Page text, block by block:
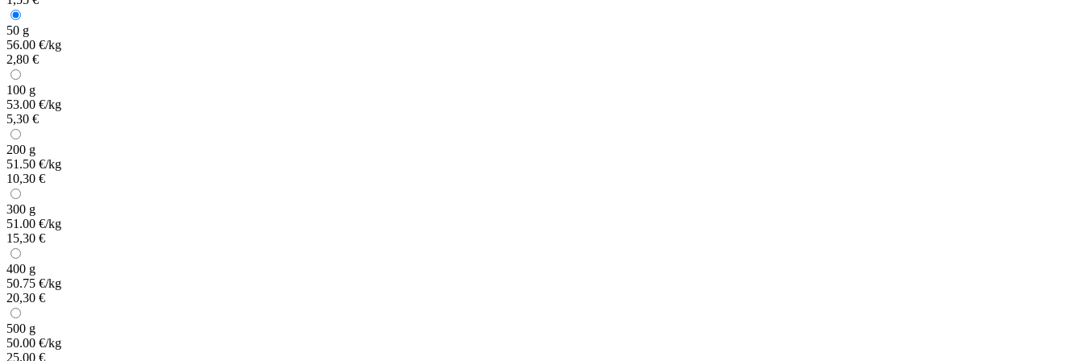
50 g
56.00 €/kg
2,80 €
100 g
53.00 €/kg
5,30 €
200 g
51.50 €/kg
10,30 €
300 g
51.00 €/kg
15,30 €
400 g
50.75 €/kg
20,30 €
500 g
50.00 €/kg
25,00 €